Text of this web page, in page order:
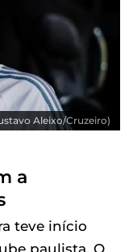
Aleixo/Cruzeiro)
a
teve início
paulista. O